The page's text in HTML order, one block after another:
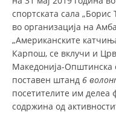
ЕДУКАТИВНО
спортската сала „Борис
во организација на
„Американските
Карпош, се вклучи и
Македонија-Општинска
поставен штанд 6
посетителите им
содржина од